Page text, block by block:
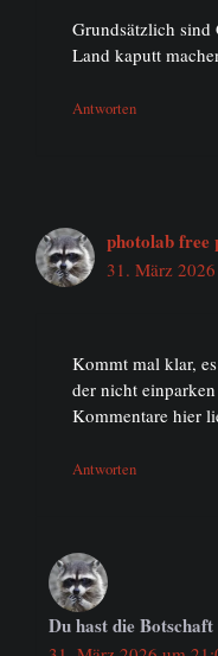
Grundsätzlich sind
Land kaputt
Antworten
photolab free
31. März
Kommt mal klar,
der nicht
Kommentare hier
Antworten
Du hast die